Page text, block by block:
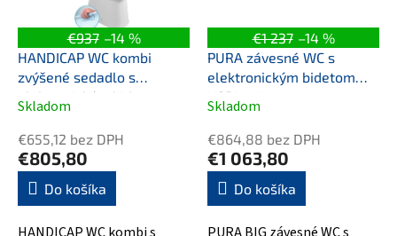
€937 –14 %
HANDICAP WC kombi
zvýšené sedadlo s
elektronickým bidetom
BLOOMING EKO PLUS,
Rimless, zadný odpad,
biela
Priemerné
hodnotenie
produktu
je
4,4
z
5
Skladom
€655,12 bez DPH
€805,80
Do košíka
€1 237 –14 %
PURA závesné WC s
elektronickým bidetom
USPA LUX
Priemerné
hodnotenie
produktu
je
5,0
z
5
Skladom
€864,88 bez DPH
€1 063,80
Do košíka